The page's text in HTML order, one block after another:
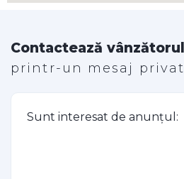
Contactează vânzătorul
printr-un mesaj privat